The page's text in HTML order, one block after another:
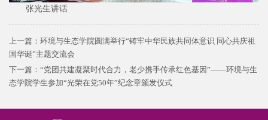
张光生讲话
上一篇： 环境与生态学院圆满举行“铸牢中华民族共同体意识 同心共庆祖
国华诞”主题交流会
下一篇： “党团共建凝聚时代合力，老少携手传承红色基因”——环境与生
态学院学生参加“光荣在党50年”纪念章颁发仪式